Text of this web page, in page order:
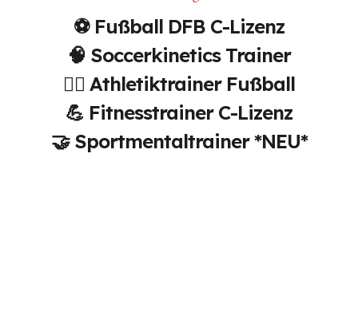
⚽ Fußball DFB C-Lizenz
🧠 Soccerkinetics Trainer
🏃‍♂️ Athletiktrainer Fußball
💪 Fitnesstrainer C-Lizenz
🤝 Sportmentaltrainer *NEU*